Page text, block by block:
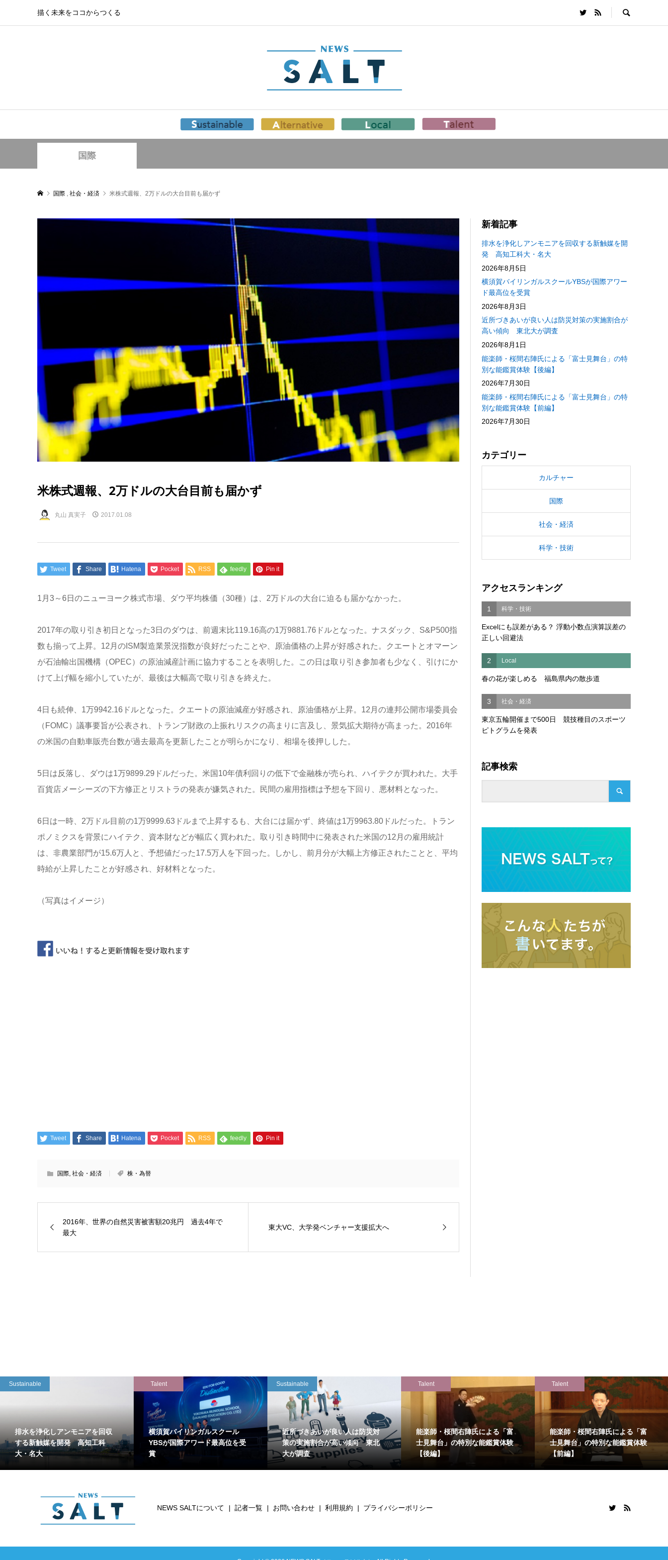
描く未来をココからつくる
国際
国際 , 社会・経済 米株式週報、2万ドルの大台目前も届かず
米株式週報、2万ドルの大台目前も届かず
丸山 真実子 2017.01.08
Tweet Share Hatena Pocket RSS feedly Pin it
1月3～6日のニューヨーク株式市場、ダウ平均株価（30種）は、2万ドルの大台に迫るも届かなかった。
2017年の取り引き初日となった3日のダウは、前週末比119.16高の1万9881.76ドルとなった。ナスダック、S&P500指
数も揃って上昇。12月のISM製造業景況指数が良好だったことや、原油価格の上昇が好感された。クエートとオマーン
が石油輸出国機構（OPEC）の原油減産計画に協力することを表明した。この日は取り引き参加者も少なく、引けにか
けて上げ幅を縮小していたが、最後は大幅高で取り引きを終えた。
4日も続伸、1万9942.16ドルとなった。クエートの原油減産が好感され、原油価格が上昇。12月の連邦公開市場委員会
（FOMC）議事要旨が公表され、トランプ財政の上振れリスクの高まりに言及し、景気拡大期待が高まった。2016年
の米国の自動車販売台数が過去最高を更新したことが明らかになり、相場を後押しした。
5日は反落し、ダウは1万9899.29ドルだった。米国10年債利回りの低下で金融株が売られ、ハイテクが買われた。大手
百貨店メーシーズの下方修正とリストラの発表が嫌気された。民間の雇用指標は予想を下回り、悪材料となった。
6日は一時、2万ドル目前の1万9999.63ドルまで上昇するも、大台には届かず、終値は1万9963.80ドルだった。トラン
ポノミクスを背景にハイテク、資本財などが幅広く買われた。取り引き時間中に発表された米国の12月の雇用統計
は、非農業部門が15.6万人と、予想値だった17.5万人を下回った。しかし、前月分が大幅上方修正されたことと、平均
時給が上昇したことが好感され、好材料となった。
（写真はイメージ）
Tweet Share Hatena Pocket RSS feedly Pin it
国際, 社会・経済 株・為替
2016年、世界の自然災害被害額20兆円 過去4年で
最大
東大VC、大学発ベンチャー支援拡大へ
新着記事
排水を浄化しアンモニアを回収する新触媒を開
発 高知工科大・名大
2026年8月5日
横須賀バイリンガルスクールYBSが国際アワー
ド最高位を受賞
2026年8月3日
近所づきあいが良い人は防災対策の実施割合が
高い傾向 東北大が調査
2026年8月1日
能楽師・桜間右陣氏による「富士見舞台」の特
別な能鑑賞体験【後編】
2026年7月30日
能楽師・桜間右陣氏による「富士見舞台」の特
別な能鑑賞体験【前編】
2026年7月30日
カテゴリー
カルチャー
国際
社会・経済
科学・技術
アクセスランキング
1 科学・技術
Excelにも誤差がある？ 浮動小数点演算誤差の
正しい回避法
2 Local
春の花が楽しめる 福島県内の散歩道
3 社会・経済
東京五輪開催まで500日 競技種目のスポーツ
ピトグラムを発表
記事検索
Sustainable
排水を浄化しアンモニアを回収
する新触媒を開発 高知工科
大・名大
Talent
横須賀バイリンガルスクール
YBSが国際アワード最高位を受
賞
Sustainable
近所づきあいが良い人は防災対
策の実施割合が高い傾向 東北
大が調査
Talent
能楽師・桜間右陣氏による「富
士見舞台」の特別な能鑑賞体験
【後編】
Talent
能楽師・桜間右陣氏による「富
士見舞台」の特別な能鑑賞体験
【前編】
NEWS SALTについて 記者一覧 お問い合わせ 利用規約 プライバシーポリシー